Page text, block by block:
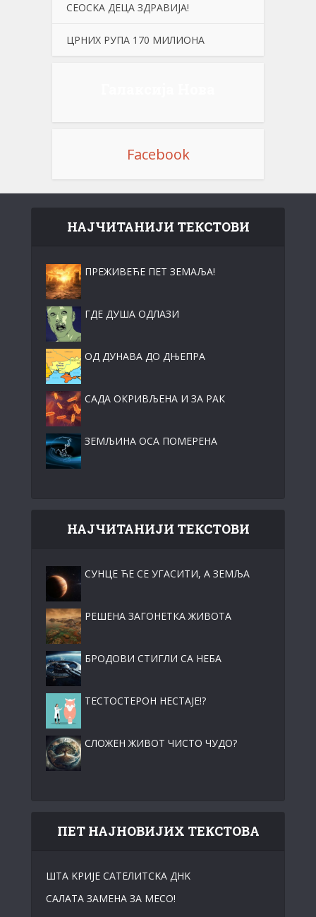
СЕОСKА ДЕЦА ЗДРАВИЈА!
ЦРНИХ РУПА 170 МИЛИОНА
Facebook
НАЈЧИТАНИЈИ ТЕКСТОВИ
ПРЕЖИВЕЋЕ ПЕТ ЗЕМАЉА!
ГДЕ ДУША ОДЛАЗИ
ОД ДУНАВА ДО ДЊЕПРА
САДА ОКРИВЉЕНА И ЗА РАК
ЗЕМЉИНА ОСА ПОМЕРЕНА
НАЈЧИТАНИЈИ ТЕКСТОВИ
СУНЦЕ ЋЕ СЕ УГАСИТИ, А ЗЕМЉА
РЕШЕНА ЗАГОНЕТКА ЖИВОТА
БРОДОВИ СТИГЛИ СА НЕБА
ТЕСТОСТЕРОН НЕСТАЈЕ!?
СЛОЖЕН ЖИВОТ ЧИСТО ЧУДО?
ПЕТ НАЈНОВИЈИХ ТЕКСТОВА
ШТА KРИЈЕ САТЕЛИТСKА ДНK
САЛАТА ЗАМЕНА ЗА МЕСО!